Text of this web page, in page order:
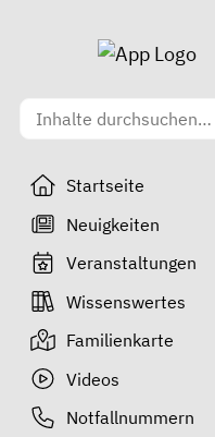
Startseite
Neuigkeiten
Veranstaltungen
Wissenswertes
Familienkarte
Videos
Notfallnummern